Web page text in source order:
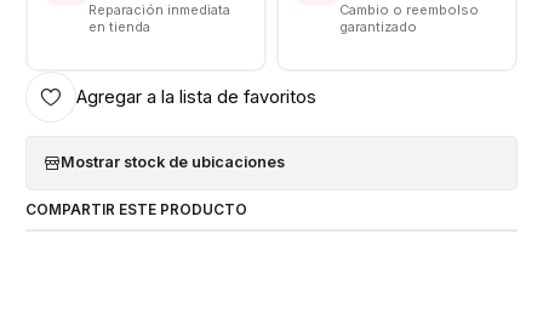
Reparación inmediata
en tienda
Cambio o reembolso
garantizado
Agregar a la lista de favoritos
Mostrar stock de ubicaciones
COMPARTIR ESTE PRODUCTO